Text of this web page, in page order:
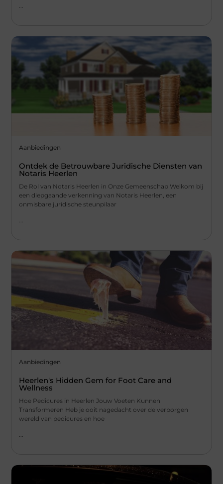
Aanbiedingen
Ontdek de Betrouwbare Juridische Diensten van
Notaris Heerlen
De Rol van Notaris Heerlen in Onze Gemeenschap Welkom bij
een diepgaande verkenning van Notaris Heerlen, een
onmisbare juridische steunpilaar
Aanbiedingen
Heerlen's Hidden Gem for Foot Care and
Wellness
Hoe Pedicures in Heerlen Jouw Voeten Kunnen
Transformeren Heb je ooit nagedacht over de verborgen
wereld van pedicures en hoe
...